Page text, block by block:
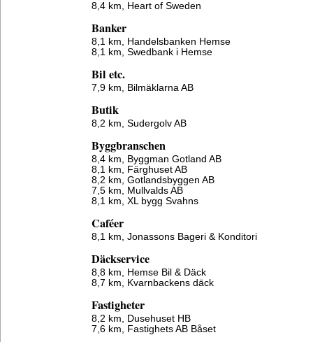
8,4 km, Heart of Sweden
Banker
8,1 km, Handelsbanken Hemse
8,1 km, Swedbank i Hemse
Bil etc.
7,9 km, Bilmäklarna AB
Butik
8,2 km, Sudergolv AB
Byggbranschen
8,4 km, Byggman Gotland AB
8,1 km, Färghuset AB
8,2 km, Gotlandsbyggen AB
7,5 km, Mullvalds AB
8,1 km, XL bygg Svahns
Caféer
8,1 km, Jonassons Bageri & Konditori
Däckservice
8,8 km, Hemse Bil & Däck
8,7 km, Kvarnbackens däck
Fastigheter
8,2 km, Dusehuset HB
7,6 km, Fastighets AB Båset